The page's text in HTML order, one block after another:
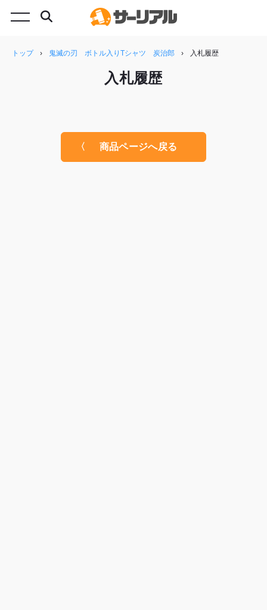
トップ › 鬼滅の刃 ボトル入りTシャツ 炭治郎 › 入札履歴
入札履歴
商品ページへ戻る